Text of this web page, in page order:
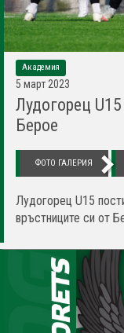
Академия
5 март 2023
Лудогорец
Берое
ФОТО ГАЛЕРИЯ
Лудогорец U15
връстниците си от